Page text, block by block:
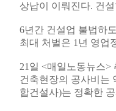
상납이 이뤄진다. 건
6년간 건설업 불법하
최대 처벌은 1년 영업
21일 <매일노동뉴스>
건축현장의 공사비는
합건설사)는 정확한